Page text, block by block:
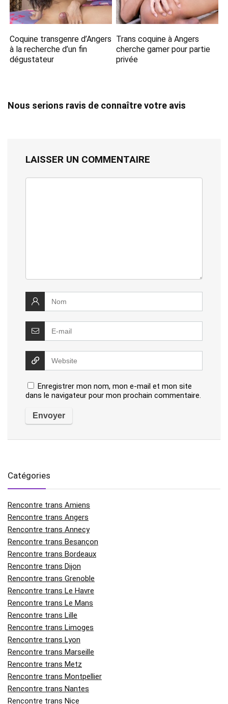
Coquine transgenre d’Angers
à la recherche d’un fin
dégustateur
Trans coquine à Angers
cherche gamer pour partie
privée
Nous serions ravis de connaître votre avis
LAISSER UN COMMENTAIRE
Enregistrer mon nom, mon e-mail et mon site
dans le navigateur pour mon prochain commentaire.
Catégories
Rencontre trans Amiens
Rencontre trans Angers
Rencontre trans Annecy
Rencontre trans Besançon
Rencontre trans Bordeaux
Rencontre trans Dijon
Rencontre trans Grenoble
Rencontre trans Le Havre
Rencontre trans Le Mans
Rencontre trans Lille
Rencontre trans Limoges
Rencontre trans Lyon
Rencontre trans Marseille
Rencontre trans Metz
Rencontre trans Montpellier
Rencontre trans Nantes
Rencontre trans Nice